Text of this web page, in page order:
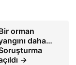
orman
daha…
→